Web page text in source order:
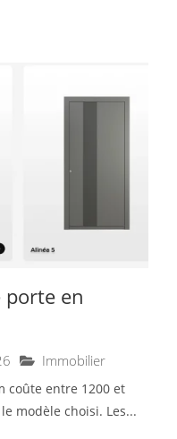
porte en
Immobilier
coûte entre 1200 et
modèle choisi. Les...